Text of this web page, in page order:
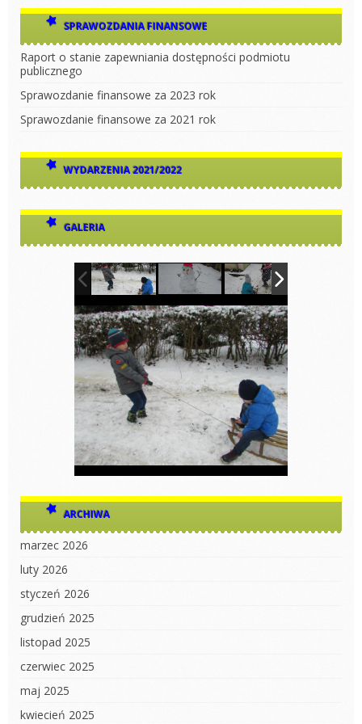
SPRAWOZDANIA FINANSOWE
Raport o stanie zapewniania dostępności podmiotu
publicznego
Sprawozdanie finansowe za 2023 rok
Sprawozdanie finansowe za 2021 rok
WYDARZENIA 2021/2022
GALERIA
ARCHIWA
marzec 2026
luty 2026
styczeń 2026
grudzień 2025
listopad 2025
czerwiec 2025
maj 2025
kwiecień 2025